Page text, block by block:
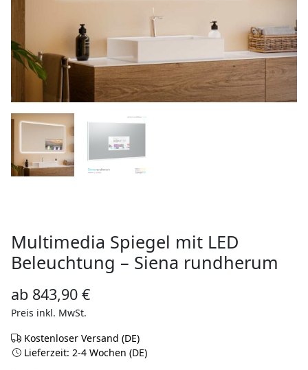
Multimedia Spiegel mit LED
Beleuchtung – Siena rundherum
ab 843,90 €
Preis inkl. MwSt.
Kostenloser Versand (DE)
Lieferzeit: 2-4 Wochen (DE)